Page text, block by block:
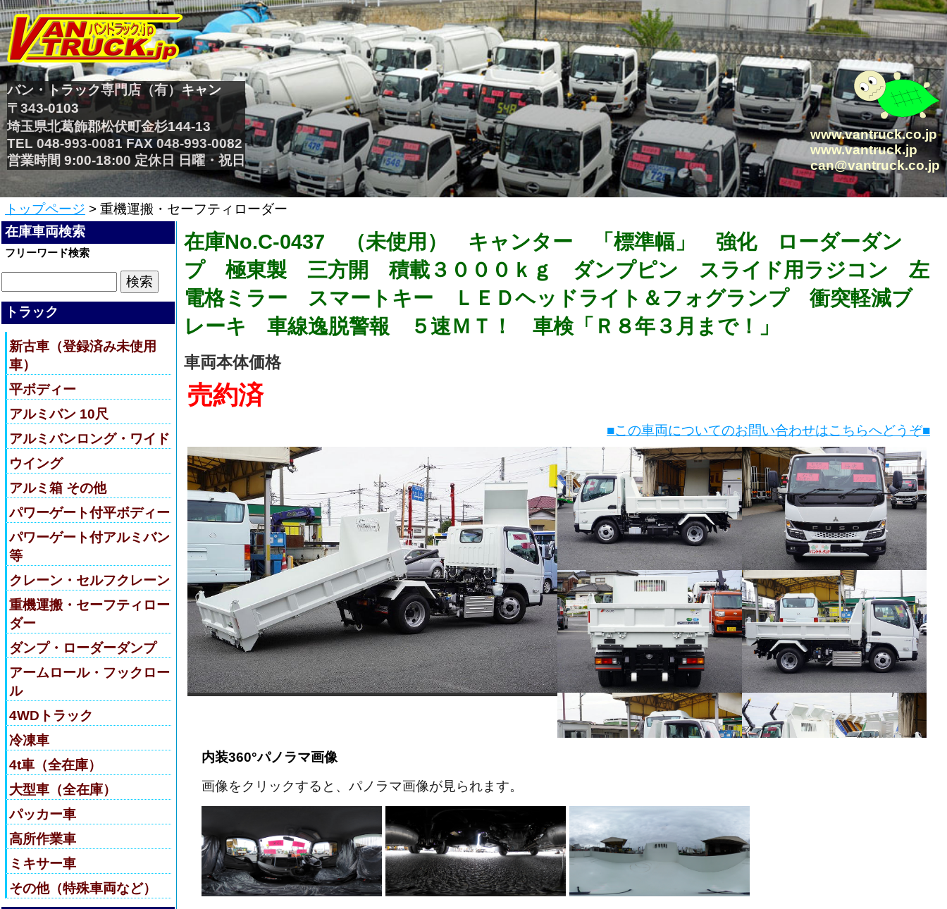
バン・トラック専門店（有）キャン
〒343-0103
埼玉県北葛飾郡松伏町金杉144-13
TEL 048-993-0081 FAX 048-993-0082
営業時間 9:00-18:00 定休日 日曜・祝日
www.vantruck.co.jp
www.vantruck.jp
can@vantruck.co.jp
トップページ > 重機運搬・セーフティローダー
在庫車両検索
フリーワード検索
トラック
新古車（登録済み未使用
車）
平ボディー
アルミバン 10尺
アルミバンロング・ワイド
ウイング
アルミ箱 その他
パワーゲート付平ボディー
パワーゲート付アルミバン
等
クレーン・セルフクレーン
重機運搬・セーフティロー
ダー
ダンプ・ローダーダンプ
アームロール・フックロー
ル
4WDトラック
冷凍車
4t車（全在庫）
大型車（全在庫）
パッカー車
高所作業車
ミキサー車
その他（特殊車両など）
在庫No.C-0437 （未使用） キャンター 「標準幅」 強化 ローダーダン
プ 極東製 三方開 積載３０００ｋｇ ダンプピン スライド用ラジコン 左
電格ミラー スマートキー ＬＥＤヘッドライト＆フォグランプ 衝突軽減ブ
レーキ 車線逸脱警報 ５速ＭＴ！ 車検「Ｒ８年３月まで！」
車両本体価格
売約済
■この車両についてのお問い合わせはこちらへどうぞ■
内装360°パノラマ画像
画像をクリックすると、パノラマ画像が見られます。